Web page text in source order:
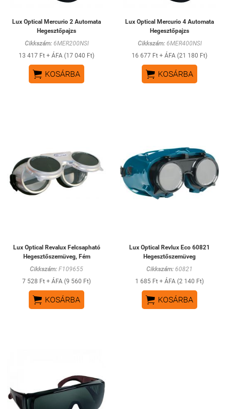
Lux Optical Mercurio 2 Automata
Hegesztőpajzs
Cikkszám:6MER200NSI
13 417 Ft + ÁFA (17 040 Ft)
 KOSÁRBA
Lux Optical Mercurio 4 Automata
Hegesztőpajzs
Cikkszám:6MER400NSI
16 677 Ft + ÁFA (21 180 Ft)
 KOSÁRBA
Lux Optical Revalux Felcsapható
Hegesztőszemüveg, Fém
Cikkszám: F109655
7 528 Ft + ÁFA (9 560 Ft)
 KOSÁRBA
Lux Optical Revlux Eco 60821
Hegesztőszemüveg
Cikkszám: 60821
1 685 Ft + ÁFA (2 140 Ft)
 KOSÁRBA